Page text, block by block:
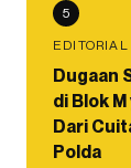
5
EDITORIAL
Dugaan
di Blok
Dari
Polda